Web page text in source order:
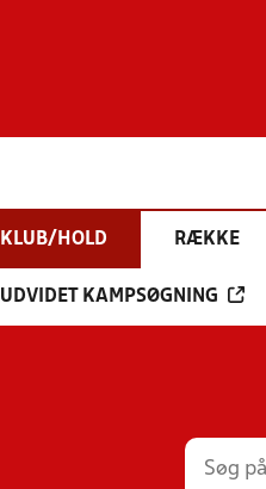
KLUB/HOLD RÆKKE
UDVIDET KAMPSØGNING